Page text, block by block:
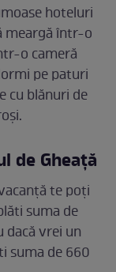
hoteluri
meargă într-o
o cameră
pe paturi
cu blănuri de
de Gheață
te poți
suma de
dacă vrei un
suma de 660